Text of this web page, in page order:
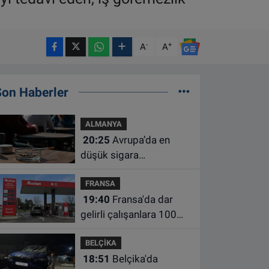
A- A+
Haberler
ALMANYA
20:25
düşük sigara
Belçika’da olduğu
açıklandı
FRANSA
19:40
gelirli çalışanlara 100
süre uzatıldı
BELÇİKA
18:51